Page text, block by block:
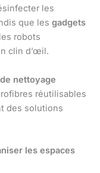
les
que les gadgets
robots
clin d’œil.
nettoyage
réutilisables
des solutions
les espaces